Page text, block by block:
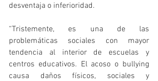
desventaja o inferioridad.
“Tristemente, es una de las
problemáticas sociales con mayor
tendencia al interior de escuelas y
centros educativos. El acoso o bullying
causa daños físicos, sociales y